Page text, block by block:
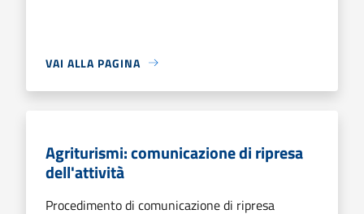
VAI ALLA PAGINA
Agriturismi: comunicazione di ripresa
dell'attività
Procedimento di comunicazione di ripresa